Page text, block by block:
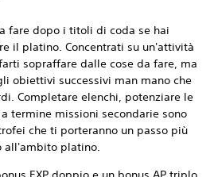
fare dopo i titoli di coda se hai
il platino. Concentrati su un'attività
sopraffare dalle cose da fare, ma
obiettivi successivi man mano che
Completare elenchi, potenziare le
termine missioni secondarie sono
che ti porteranno un passo più
all'ambito platino.